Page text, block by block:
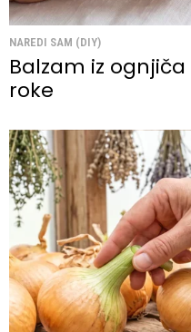
NAREDI SAM (DIY)
Balzam iz
roke